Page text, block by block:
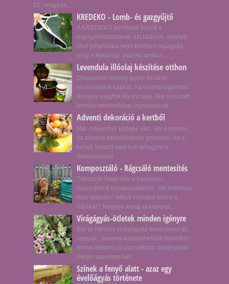
15. virágzás...
KREDEKO - Lomb- és gazgyűjtő
A KREDEKO termékek között a
legizgalmasabbnak azt találom, amelyik
első pillantásra nem feltétlen mozgatja
meg a fantáziát, viszont amikor ...
Levendula illóolaj készítése otthon
Oldalamon mindig gyors és kész
receptúrákat kaptok, ha valami izgalmas
dologra vagytok kíváncsiak. Mai posztom
témája mindenképp izgalmasnak...
Adventi dekoráció a kertből
Már november közepe van, így érdemes
az adventi készülődésre gondolni, és a
kertet, teraszt sem kell kihagyni a
dekorálásból.
Komposztáló - Rágcsáló mentesítés
Többször írtam már a helyesen
összeállított komposztálóról. Mit érdemes
bele pakolni? Miből veheted észre a
hibákat? Hogyan kezdj el kompos...
Virágágyás-ötletek minden igényre
Bár jó néhány virágágyás tervezésen túl
vagyok - aminek köszönhetően bármikor
lenne ötletem jól párosítható növényekre -
mégis szeretem ker...
Színek a fenyő alatt - azaz egy
évelőágyás története